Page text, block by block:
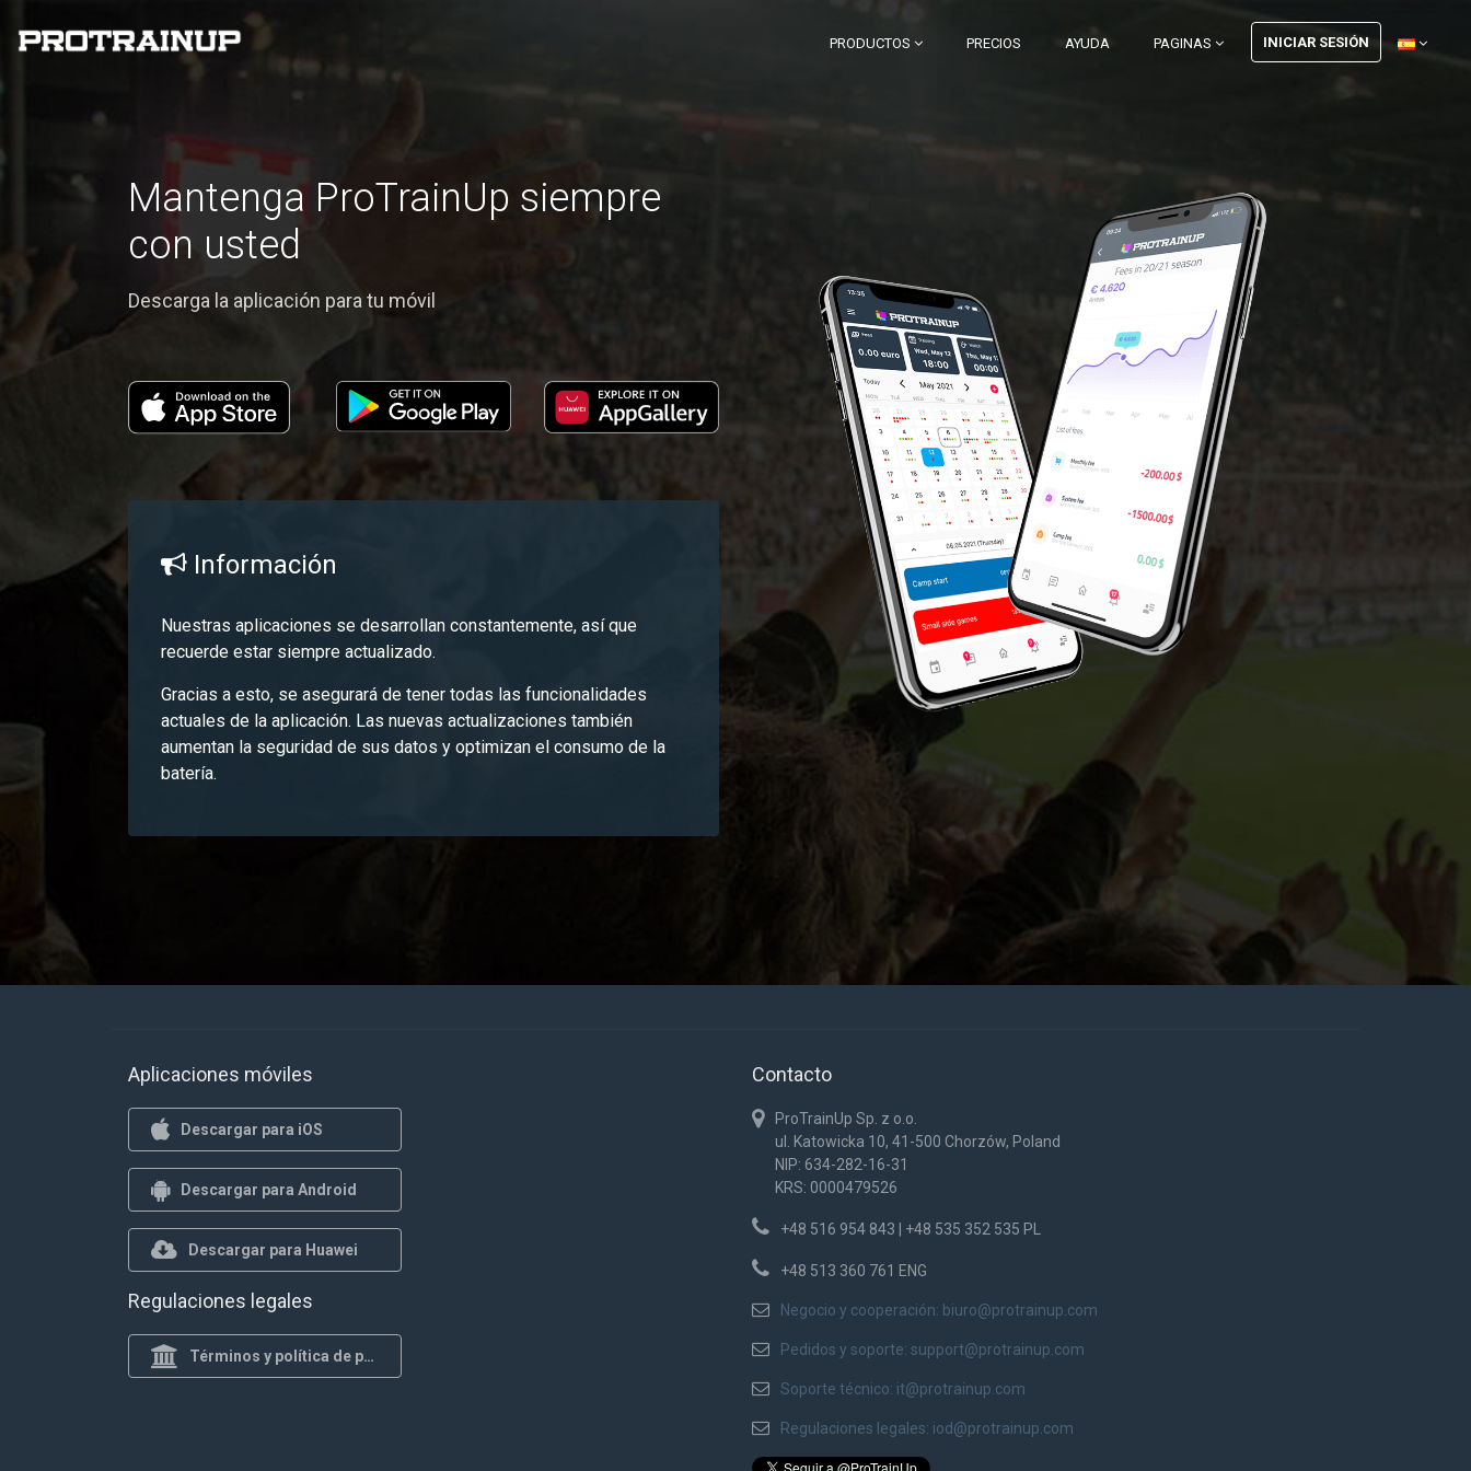
PRODUCTOS PRECIOS AYUDA PAGINAS INICIAR SESIÓN
Mantenga ProTrainUp siempre
con usted
Descarga la aplicación para tu móvil
Información
Nuestras aplicaciones se desarrollan constantemente, así que
recuerde estar siempre actualizado.
Gracias a esto, se asegurará de tener todas las funcionalidades
actuales de la aplicación. Las nuevas actualizaciones también
aumentan la seguridad de sus datos y optimizan el consumo de la
batería.
Aplicaciones móviles
Descargar para iOS
Descargar para Android
Descargar para Huawei
Regulaciones legales
Términos y política de privacidad
Contacto
ProTrainUp Sp. z o.o.
ul. Katowicka 10, 41-500 Chorzów, Poland
NIP: 634-282-16-31
KRS: 0000479526
+48 516 954 843 | +48 535 352 535 PL
+48 513 360 761 ENG
Negocio y cooperación: biuro@protrainup.com
Pedidos y soporte: support@protrainup.com
Soporte técnico: it@protrainup.com
Regulaciones legales: iod@protrainup.com